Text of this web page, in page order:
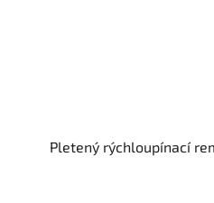
Pletený rýchloupínací